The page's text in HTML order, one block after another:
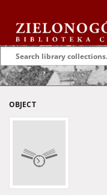
OBJECT